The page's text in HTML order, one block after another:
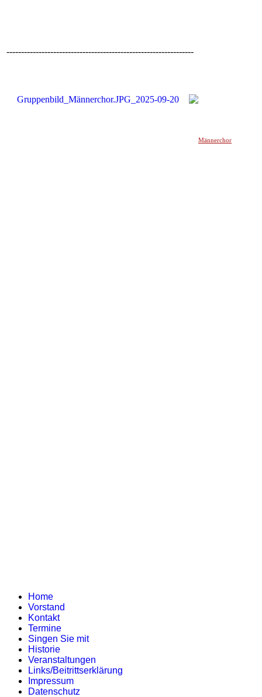
----------------------------------------------------------------
Männerchor
Home
Vorstand
Kontakt
Termine
Singen Sie mit
Historie
Veranstaltungen
Links/Beitrittserklärung
Impressum
Datenschutz